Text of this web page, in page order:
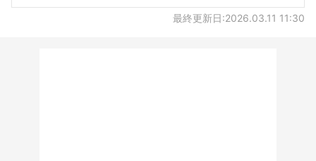
最終更新日:2026.03.11 11:30